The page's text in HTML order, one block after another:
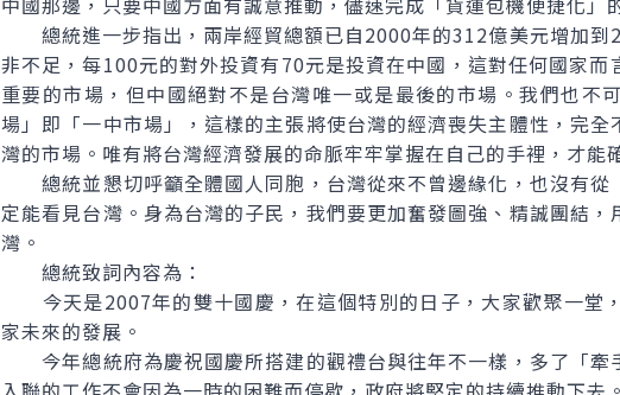
總統進一步指出，兩岸經貿總額已自2000年的312億美元增加到
非不足，每100元的對外投資有70元是投資在中國，這對任何國家
重要的市場，但中國絕對不是台灣唯一或是最後的市場。我們也不
場」即「一中市場」，這樣的主張將使台灣的經濟喪失主體性，完
灣的市場。唯有將台灣經濟發展的命脈牢牢掌握在自己的手裡，才能
總統並懇切呼籲全體國人同胞，台灣從來不曾邊緣化，也沒有從
定能看見台灣。身為台灣的子民，我們要更加奮發圖強、精誠團結
灣。
總統致詞內容為：
今天是2007年的雙十國慶，在這個特別的日子，大家歡聚一堂
家未來的發展。
今年總統府為慶祝國慶所搭建的觀禮台與往年不一樣，多了「牽